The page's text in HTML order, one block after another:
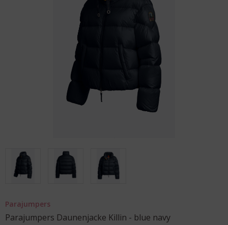
Parajumpers
Parajumpers Daunenjacke Killin - blue navy